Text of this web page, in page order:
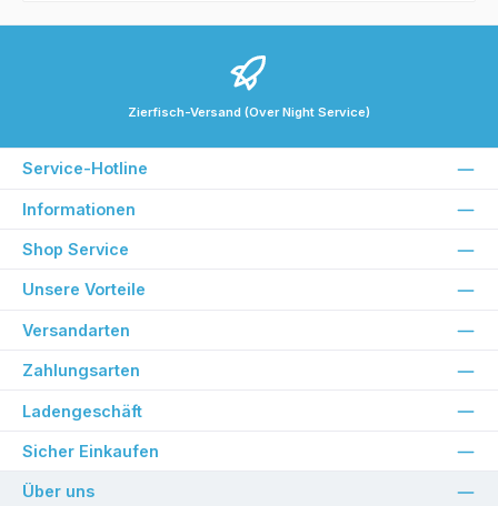
Zierfisch-Versand (Over Night Service)
Service-Hotline
Informationen
Shop Service
Unsere Vorteile
Versandarten
Zahlungsarten
Ladengeschäft
Sicher Einkaufen
Über uns